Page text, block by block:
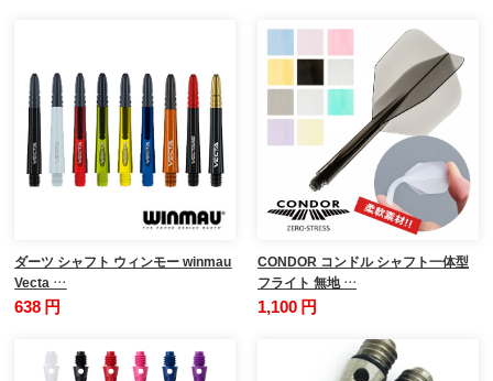
ダーツ シャフト ウィンモー winmau
Vecta …
638 円
CONDOR コンドル シャフト一体型
フライト 無地 …
1,100 円